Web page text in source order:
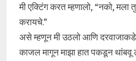
मी एक्टिंग करत म्हणालो, “नको, मला
करायचे.”
असे म्हणून मी उठलो आणि दरवाजाकडे
काजल मागून माझा हात पकडून